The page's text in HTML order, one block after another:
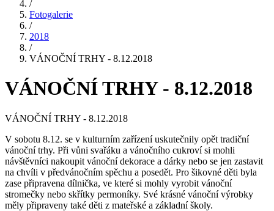
/
Fotogalerie
/
2018
/
VÁNOČNÍ TRHY - 8.12.2018
VÁNOČNÍ TRHY - 8.12.2018
VÁNOČNÍ TRHY - 8.12.2018
V sobotu 8.12. se v kulturním zařízení uskutečnily opět tradiční
vánoční trhy. Při vůni svařáku a vánočního cukroví si mohli
návštěvníci nakoupit vánoční dekorace a dárky nebo se jen zastavit
na chvíli v předvánočním spěchu a posedět. Pro šikovné děti byla
zase připravena dílnička, ve které si mohly vyrobit vánoční
stromečky nebo skřítky permoníky. Své krásné vánoční výrobky
měly připraveny také děti z mateřské a základní školy.